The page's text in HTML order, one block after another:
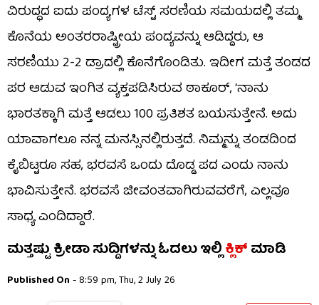
ವಿರುದ್ಧದ ಐದು ಪಂದ್ಯಗಳ ಟೆಸ್ಟ್ ಸರಣಿಯ ಸಮಯದಲ್ಲಿ ತಮ್ಮ
ಕೊನೆಯ ಅಂತರರಾಷ್ಟ್ರೀಯ ಪಂದ್ಯವನ್ನು ಆಡಿದ್ದರು, ಆ
ಸರಣಿಯು 2-2 ಡ್ರಾದಲ್ಲಿ ಕೊನೆಗೊಂಡಿತು. ಇದೀಗ ಮತ್ತೆ ತಂಡದ
ಪರ ಆಡುವ ಇಂಗಿತ ವ್ಯಕ್ತಪಡಿಸಿರುವ ಠಾಕೂರ್, ‘ನಾನು
ಭಾರತಕ್ಕಾಗಿ ಮತ್ತೆ ಆಡಲು 100 ಪ್ರತಿಶತ ಬಯಸುತ್ತೇನೆ. ಅದು
ಯಾವಾಗಲೂ ನನ್ನ ಮನಸ್ಸಿನಲ್ಲಿರುತ್ತದೆ. ನಿಮ್ಮನ್ನು ತಂಡದಿಂದ
ಕೈಬಿಟ್ಟರೂ ಸಹ, ಭರವಸೆ ಒಂದು ದೊಡ್ಡ ಪದ ಎಂದು ನಾನು
ಭಾವಿಸುತ್ತೇನೆ. ಭರವಸೆ ಜೀವಂತವಾಗಿರುವವರೆಗೆ, ಎಲ್ಲವೂ
ಸಾಧ್ಯ ಎಂದಿದ್ದಾರೆ.
ಮತ್ತಷ್ಟು ಕ್ರೀಡಾ ಸುದ್ದಿಗಳನ್ನು ಓದಲು ಇಲ್ಲಿಕ್ಲಿಕ್ಮಾಡಿ
Published On - 8:59 pm, Thu, 2 July 26